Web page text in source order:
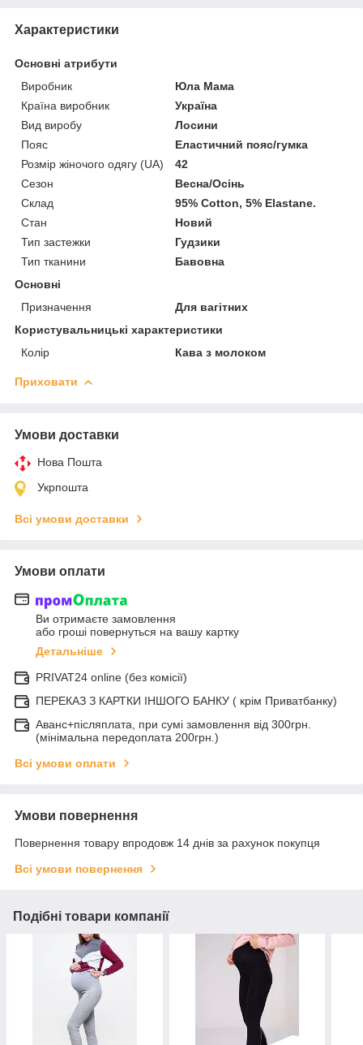
Характеристики
Основні атрибути
Виробник
Юла Мама
Країна виробник
Україна
Вид виробу
Лосини
Пояс
Еластичний пояс/гумка
Розмір жіночого одягу (UA)
42
Сезон
Весна/Осінь
Склад
95% Cotton, 5% Elastane.
Стан
Новий
Тип застежки
Гудзики
Тип тканини
Бавовна
Основні
Призначення
Для вагітних
Користувальницькі характеристики
Колір
Кава з молоком
Приховати
Умови доставки
Нова Пошта
Укрпошта
Всі умови доставки
Умови оплати
Ви отримаєте замовлення
або гроші повернуться на вашу картку
Детальніше
PRIVAT24 online (без комісії)
ПЕРЕКАЗ З КАРТКИ ІНШОГО БАНКУ ( крім Приватбанку)
Аванс+післяплата, при сумі замовлення від 300грн.
(мінімальна передоплата 200грн.)
Всі умови оплати
Умови повернення
Повернення товару впродовж 14 днів за рахунок покупця
Всі умови повернення
Подібні товари компанії